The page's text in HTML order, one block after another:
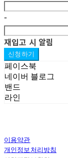
-
재입고 시 알림
신청하기
페이스북
네이버 블로그
밴드
라인
이용약관
개인정보처리방침